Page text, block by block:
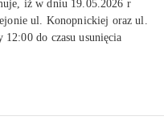
iż w dniu 19.05.2026 r
ul. Konopnickiej oraz ul.
12:00 do czasu usunięcia